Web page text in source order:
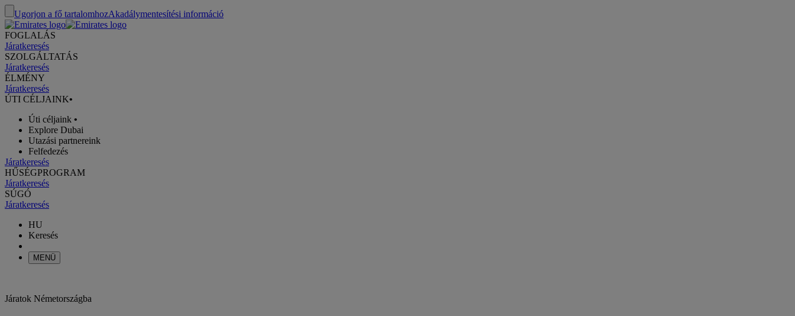
Ugorjon a fő tartalomhozAkadálymentesítési információ
FOGLALÁS
Járatkeresés
SZOLGÁLTATÁS
Járatkeresés
ÉLMÉNY
Járatkeresés
ÚTI CÉLJAINK•
Úti céljaink •
Explore Dubai
Utazási partnereink
Felfedezés
Járatkeresés
HŰSÉGPROGRAM
Járatkeresés
SÚGÓ
Járatkeresés
HU
Keresés
MENÜ
Járatok Németországba